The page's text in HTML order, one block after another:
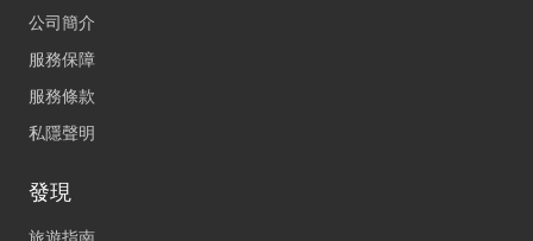
公司簡介
服務保障
服務條款
私隱聲明
發現